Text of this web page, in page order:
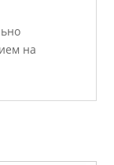
на